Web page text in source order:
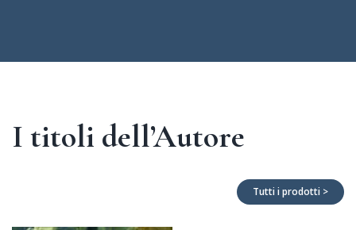
I titoli dell’Autore
Tutti i prodotti >